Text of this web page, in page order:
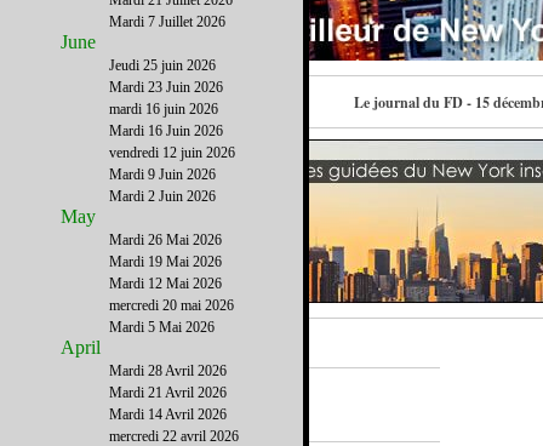
Le journal du FD - 15
A la Une
Mardi 7 Juillet 2026
June
Jeudi 25 juin 2026
Mardi 23 Juin 2026
mardi 16 juin 2026
Mardi 16 Juin 2026
vendredi 12 juin 2026
Mardi 9 Juin 2026
Mardi 2 Juin 2026
May
Mardi 26 Mai 2026
Mardi 19 Mai 2026
Mardi 12 Mai 2026
mercredi 20 mai 2026
Mardi 5 Mai 2026
April
Mardi 28 Avril 2026
Mardi 21 Avril 2026
Mardi 14 Avril 2026
mercredi 22 avril 2026